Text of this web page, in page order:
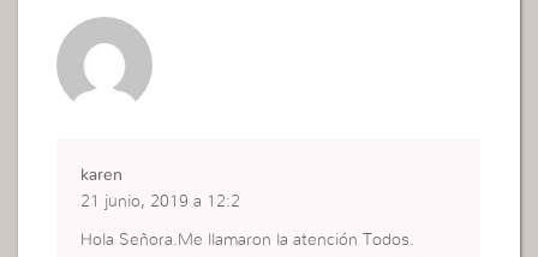
karen
21 junio, 2019 a 12:2
Hola Señora.Me llamaron la atención Todos.